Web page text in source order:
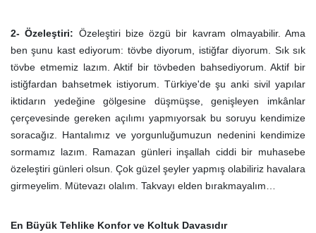
2- Özeleştiri: Özeleştiri bize özgü bir kavram olmayabilir. Ama
ben şunu kast ediyorum: tövbe diyorum, istiğfar diyorum. Sık sık
tövbe etmemiz lazım. Aktif bir tövbeden bahsediyorum. Aktif bir
istiğfardan bahsetmek istiyorum. Türkiye'de şu anki sivil yapılar
iktidarın yedeğine gölgesine düşmüşse, genişleyen imkânlar
çerçevesinde gereken açılımı yapmıyorsak bu soruyu kendimize
soracağız. Hantalımız ve yorgunluğumuzun nedenini kendimize
sormamız lazım. Ramazan günleri inşallah ciddi bir muhasebe
özeleştiri günleri olsun. Çok güzel şeyler yapmış olabiliriz havalara
girmeyelim. Mütevazı olalım. Takvayı elden bırakmayalım…
En Büyük Tehlike Konfor ve Koltuk Davasıdır